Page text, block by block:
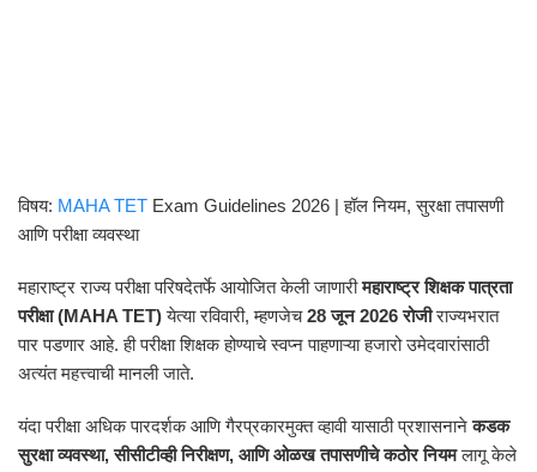
विषय: MAHA TET Exam Guidelines 2026 | हॉल नियम, सुरक्षा तपासणी
आणि परीक्षा व्यवस्था
महाराष्ट्र राज्य परीक्षा परिषदेतर्फे आयोजित केली जाणारीमहाराष्ट्र शिक्षक पात्रता
परीक्षा (MAHA TET)येत्या रविवारी, म्हणजेच28 जून 2026 रोजीराज्यभरात
पार पडणार आहे. ही परीक्षा शिक्षक होण्याचे स्वप्न पाहणाऱ्या हजारो उमेदवारांसाठी
अत्यंत महत्त्वाची मानली जाते.
यंदा परीक्षा अधिक पारदर्शक आणि गैरप्रकारमुक्त व्हावी यासाठी प्रशासनानेकडक
सुरक्षा व्यवस्था, सीसीटीव्ही निरीक्षण, आणि ओळख तपासणीचे कठोर नियमलागू केले